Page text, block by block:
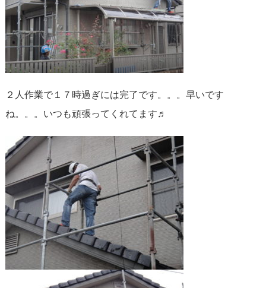
２人作業で１７時過ぎには完了です。。。早いです
ね。。。いつも頑張ってくれてます♬